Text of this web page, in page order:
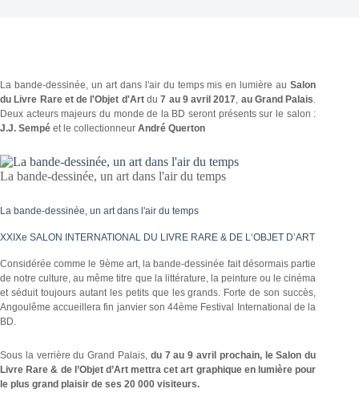
La bande-dessinée, un art dans l'air du temps mis en lumière auSalon
du Livre Rare et de l'Objet d'Artdu7 au 9 avril 2017, au Grand Palais.
Deux acteurs majeurs du monde de la BD seront présents sur le salon :
J.J. Sempé et le collectionneur André Querton
La bande-dessinée, un art dans l'air du temps
La bande-dessinée, un art dans l'air du temps
XXIXe SALON INTERNATIONAL DU LIVRE RARE & DE L‘OBJET D’ART
Considérée comme le 9ème art, la bande-dessinée fait désormais partie
de notre culture, au même titre que la littérature, la peinture ou le cinéma
et séduit toujours autant les petits que les grands. Forte de son succès,
Angoulême accueillera fin janvier son 44ème Festival International de la
BD.
Sous la verrière du Grand Palais, du 7 au 9 avril prochain, le Salon du
Livre Rare & de l’Objet d’Art mettra cet art graphique en lumière pour
le plus grand plaisir de ses 20 000 visiteurs.